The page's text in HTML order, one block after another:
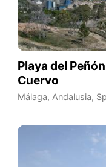
Playa del
Cuervo
Málaga, Andalusia,